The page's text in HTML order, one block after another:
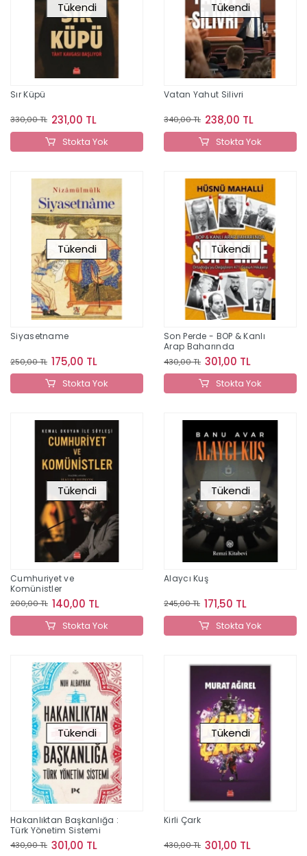
Tükendi
Sır Küpü
330,00 TL 231,00 TL
Stokta Yok
Tükendi
Vatan Yahut Silivri
340,00 TL 238,00 TL
Stokta Yok
Tükendi
Siyasetname
250,00 TL 175,00 TL
Stokta Yok
Tükendi
Son Perde - BOP & Kanlı
Arap Baharında
430,00 TL 301,00 TL
Stokta Yok
Tükendi
Cumhuriyet ve
Komünistler
200,00 TL 140,00 TL
Stokta Yok
Tükendi
Alaycı Kuş
245,00 TL 171,50 TL
Stokta Yok
Tükendi
Hakanlıktan Başkanlığa :
Türk Yönetim Sistemi
430,00 TL 301,00 TL
Tükendi
Kirli Çark
430,00 TL 301,00 TL